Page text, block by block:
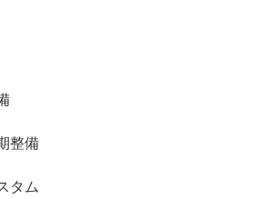
整備
タム